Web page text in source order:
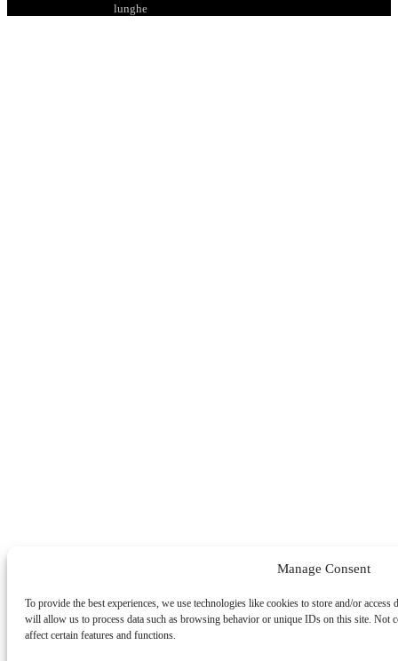
Manage Consent
To provide the best experiences, we use technologies like cookies to store and/or
will allow us to process data such as browsing behavior or unique IDs on this site. Not
affect certain features and functions.
lunghe